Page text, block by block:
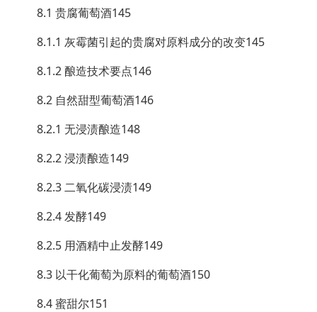
8.1 贵腐葡萄酒145
8.1.1 灰霉菌引起的贵腐对原料成分的改变145
8.1.2 酿造技术要点146
8.2 自然甜型葡萄酒146
8.2.1 无浸渍酿造148
8.2.2 浸渍酿造149
8.2.3 二氧化碳浸渍149
8.2.4 发酵149
8.2.5 用酒精中止发酵149
8.3 以干化葡萄为原料的葡萄酒150
8.4 蜜甜尔151